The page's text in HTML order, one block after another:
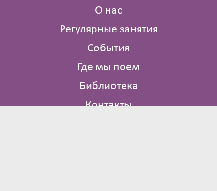
О нас
Регулярные занятия
События
Где мы поем
Библиотека
Контакты